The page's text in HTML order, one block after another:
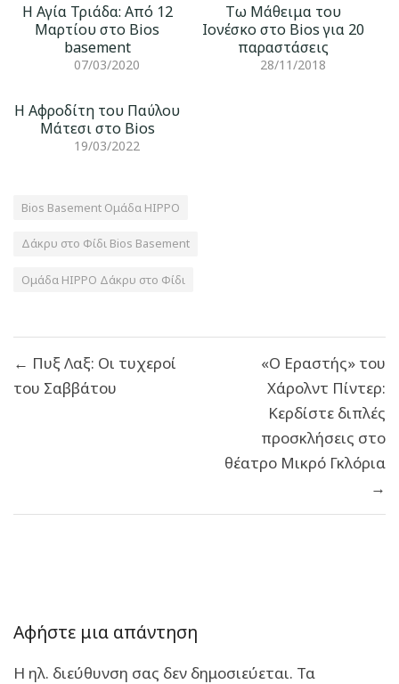
Η Αγία Τριάδα: Από 12
Μαρτίου στο Bios
basement
07/03/2020
Tω Mάθειμα του
Ιονέσκο στο Bios για 20
παραστάσεις
28/11/2018
H Αφροδίτη του Παύλου
Μάτεσι στο Bios
19/03/2022
Bios Basement Ομάδα ΗΙΡΡΟ
Δάκρυ στο Φίδι Bios Basement
Ομάδα ΗΙΡΡΟ Δάκρυ στο Φίδι
άρθρων
← Πυξ Λαξ: Οι τυχεροί
του Σαββάτου
«Ο Εραστής» του
Χάρολντ Πίντερ:
Κερδίστε διπλές
προσκλήσεις στο
θέατρο Μικρό Γκλόρια
→
Αφήστε μια απάντηση
Η ηλ. διεύθυνση σας δεν δημοσιεύεται. Τα